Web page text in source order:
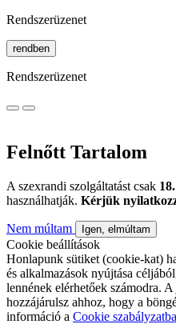
Rendszerüzenet
rendben
Rendszerüzenet
Felnőtt Tartalom
A szexrandi szolgáltatást csak
használhatják. Kérjük
Nem múltam Igen, elmúltam
Cookie beállítások
Honlapunk sütiket (cookie-kat)
és alkalmazások nyújtása
lennének elérhetőek számodra.
hozzájárulsz ahhoz, hogy a
információ a Cookie